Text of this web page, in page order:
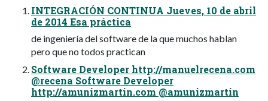
INTEGRACIÓN CONTINUA Jueves, 10 de abril
de 2014 Esa práctica
de ingeniería del software de la que muchos hablan
pero que no todos practican
Software Developer http://manuelrecena.com
@recena Software Developer
http://amunizmartin.com @amunizmartin